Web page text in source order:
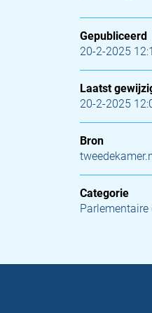
Gepubliceerd
20-2-2025
Laatst
20-2-2025
Bron
Categorie